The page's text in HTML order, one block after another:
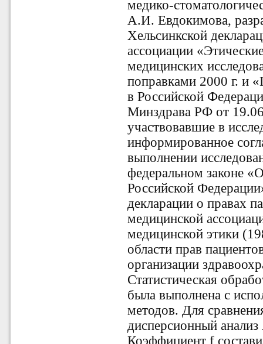
медико-
А.И. Евдокимова,
Хельсинкской
ассоциации
медицинских
поправками 2000 г. и
в Российской
Минздрава РФ от
участвовавшие в
информированное
выполнении
федеральном законе
Российской
декларации о правах
медицинской
медицинской этики
области прав
организации
Статистическая
была выполнена с
методов. Для
дисперсионный
Коэффициент f